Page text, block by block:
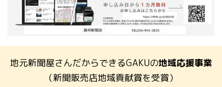
地元新聞屋さんだからできるGAKUの地域応援事業
（新聞販売店地域貢献賞を受賞）